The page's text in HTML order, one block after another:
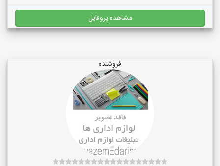
مشاهده پروفایل
فروشنده